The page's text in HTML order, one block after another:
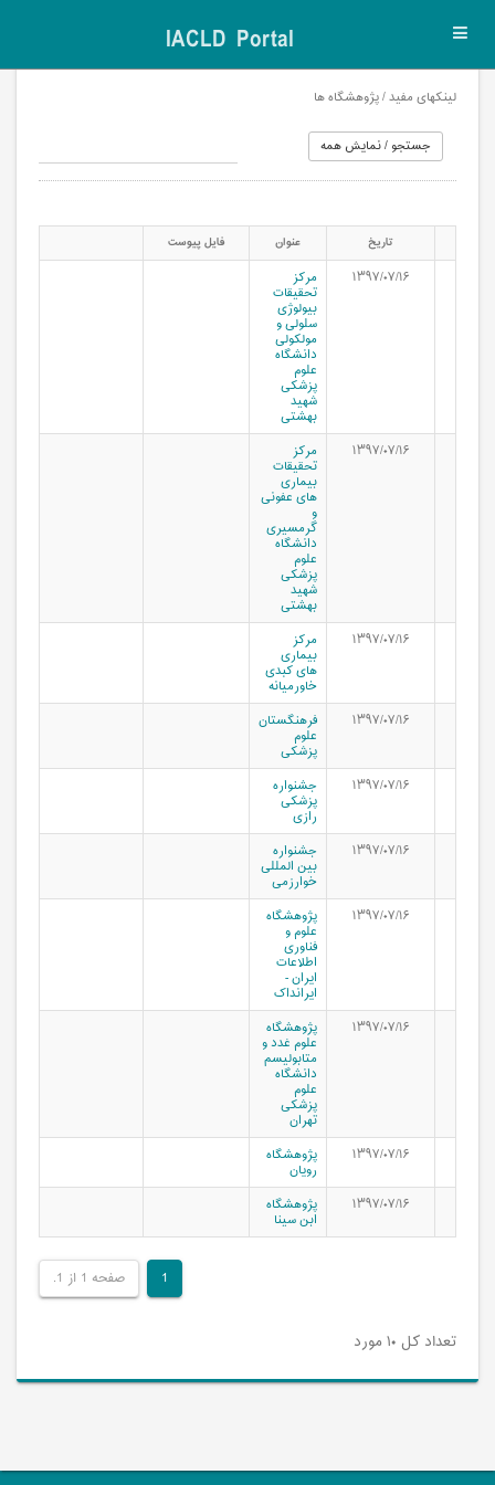
IACLD Portal
لینکهای مفید / پژوهشگاه ها
تاریخ عنوان فایل پیوست
۱۳۹۷/۰۷/۱۶ مرکز
تحقیقات
بیولوژی
سلولی و
مولکولی
دانشگاه
علوم
پزشکی
شهید
بهشتی
۱۳۹۷/۰۷/۱۶
مرکز
تحقیقات
بیماری
های عفونی
و
گرمسیری
دانشگاه
علوم
پزشکی
شهید
بهشتی
۱۳۹۷/۰۷/۱۶
مرکز
بیماری
های کبدی
خاورمیانه
۱۳۹۷/۰۷/۱۶
فرهنگستان
علوم
پزشکی
۱۳۹۷/۰۷/۱۶
جشنواره
پزشکی
رازی
۱۳۹۷/۰۷/۱۶
جشنواره
بین المللی
خوارزمی
۱۳۹۷/۰۷/۱۶
پژوهشگاه
علوم و
فناوری
اطلاعات
ایران -
ایرانداک
۱۳۹۷/۰۷/۱۶
پژوهشگاه
علوم غدد و
متابولیسم
دانشگاه
علوم
پزشکی
تهران
۱۳۹۷/۰۷/۱۶
پژوهشگاه
رویان
۱۳۹۷/۰۷/۱۶
پژوهشگاه
ابن سینا
صفحه 1 از 1. 1
تعداد کل ۱۰ مورد